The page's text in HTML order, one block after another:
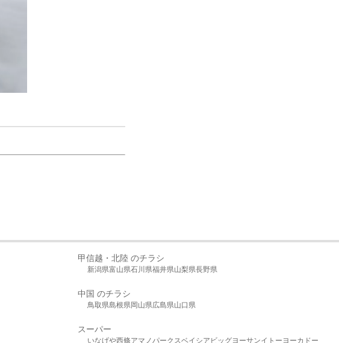
甲信越・北陸 のチラシ
新潟県富山県石川県福井県山梨県長野県
中国 のチラシ
鳥取県島根県岡山県広島県山口県
スーパー
いなげや西條アマノパークスベイシア ビッグヨーサンイトーヨーカドー